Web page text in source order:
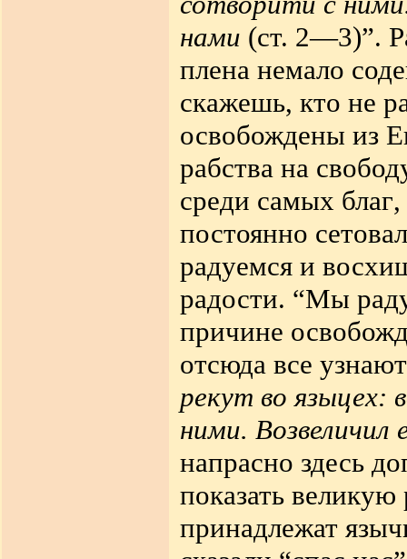
нами (ст. 2—3)”.
плена немало
скажешь, кто не
освобождены из
рабства на
среди самых благ,
постоянно
радуемся и
радости. “Мы
причине
отсюда все
рекут во языцех:
ними.
напрасно здесь
показать
принадлежат